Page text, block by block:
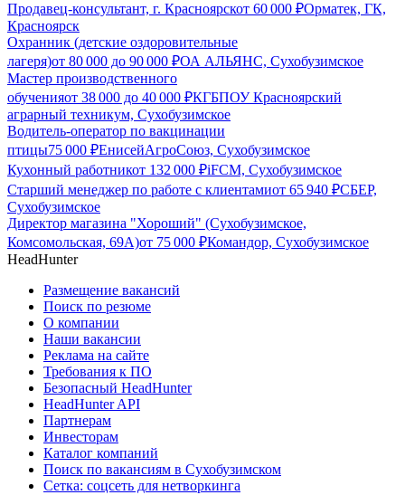
Продавец-консультант, г. Красноярскот 60 000 ₽Орматек, ГК,
Красноярск
Охранник (детские оздоровительные
лагеря)от 80 000 до 90 000 ₽ОА АЛЬЯНС, Сухобузимское
Мастер производственного
обученияот 38 000 до 40 000 ₽КГБПОУ Красноярский
аграрный техникум, Сухобузимское
Водитель-оператор по вакцинации
птицы75 000 ₽ЕнисейАгроСоюз, Сухобузимское
Кухонный работникот 132 000 ₽iFCM, Сухобузимское
Старший менеджер по работе с клиентамиот 65 940 ₽СБЕР,
Сухобузимское
Директор магазина "Хороший" (Сухобузимское,
Комсомольская, 69А)от 75 000 ₽Командор, Сухобузимское
HeadHunter
Размещение вакансий
Поиск по резюме
О компании
Наши вакансии
Реклама на сайте
Требования к ПО
Безопасный HeadHunter
HeadHunter API
Партнерам
Инвесторам
Каталог компаний
Поиск по вакансиям в Сухобузимском
Сетка: соцсеть для нетворкинга